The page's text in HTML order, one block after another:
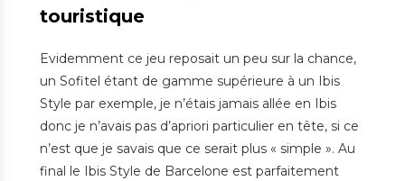
touristique
Evidemment ce jeu reposait un peu sur la chance,
un Sofitel étant de gamme supérieure à un Ibis
Style par exemple, je n’étais jamais allée en Ibis
donc je n’avais pas d’apriori particulier en tête, si ce
n’est que je savais que ce serait plus « simple ». Au
final le Ibis Style de Barcelone est parfaitement